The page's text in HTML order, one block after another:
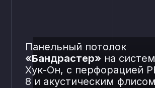
Панельный потолок
«Бандрастер» на
Хук-Он, с перфорацией
8 и акустическим флисом